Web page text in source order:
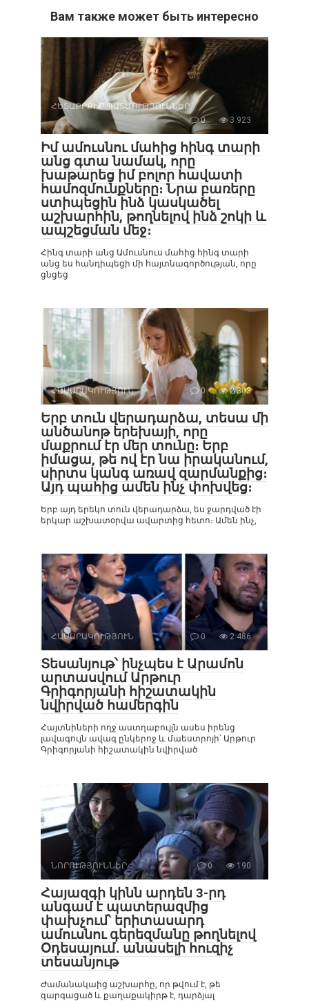
Вам также может быть интересно
ՀԵՏԱՔՐՔԻՐ ՊԱՏՄՈՒԹՅՈՒՆՆԵՐ
0
3 923
Իմ ամուսնու մահից հինգ տարի
անց գտա նամակ, որը
խաթարեց իմ բոլոր հավատի
համոզմունքները։ Նրա բառերը
ստիպեցին ինձ կասկածել
աշխարհին, թողնելով ինձ շոկի և
ապշեցման մեջ։
Հինգ տարի անց Ամուսնուս մահից հինգ տարի
անց ես հանդիպեցի մի հայտնագործության, որը
ցնցեց
ՀԱՍԱՐԱԿՈՒԹՅՈՒՆ 0 2 303
Երբ տուն վերադարձա, տեսա մի
անծանոթ երեխայի, որը
մաքրում էր մեր տունը։ Երբ
իմացա, թե ով էր նա իրականում,
սիրտս կանգ առավ զարմանքից։
Այդ պահից ամեն ինչ փոխվեց։
Երբ այդ երեկո տուն վերադարձա, ես ջարդված էի
երկար աշխատօրվա ավարտից հետո։ Ամեն ինչ,
ՀԱՍԱՐԱԿՈՒԹՅՈՒՆ 0 2 486
Տեսանյութ՝ ինչպես է Արամոն
արտասվում Արթուր
Գրիգորյանի հիշատակին
նվիրված համերգին
Հայտնիների ողջ աստղաբույլն ասես իրենց
լավագույն ավագ ընկերոջ և մաեստրոյի՝ Արթուր
Գրիգորյանի հիշատակին նվիրված
ՆՈՐՈՒԹՅՈՒՆՆԵՐ 0 190
Հայազգի կինն արդեն 3-րդ
անգամ է պատերազմից
փախչում՝ երիտասարդ
ամուսնու գերեզմանը թողնելով
Օդեսայում․ անասելի հուզիչ
տեսանյութ
Ժամանակաից աշխարհը, որ թվում է, թե
զարգացած և քաղաքակիրթ է, դարձյալ